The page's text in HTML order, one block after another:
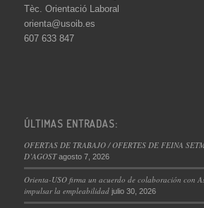
Tèc. Orientació Laboral
orienta@usoib.es
607 633 847
ÚLTIMAS ENTRADAS:
OFERTAS DE TRABAJO / OFERTES DE FEINA
D’AGOST agosto 7, 2026
Orienta-USO firma un acuerdo de colaboración con
impulsar la empleabilidad julio 30, 2026